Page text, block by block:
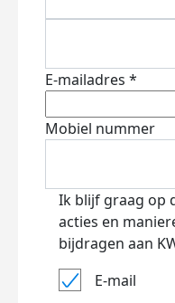
E-mailadres *
Mobiel nummer
Ik blijf graag op
acties en
bijdragen aan
E-mail